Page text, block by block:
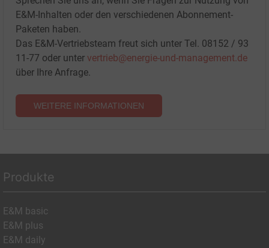
E&M-Inhalten oder den verschiedenen Abonnement-
Paketen haben.
Das E&M-Vertriebsteam freut sich unter Tel. 08152 / 93
11-77 oder unter vertrieb@energie-und-management.de
über Ihre Anfrage.
WEITERE INFORMATIONEN
Produkte
E&M basic
E&M plus
E&M daily